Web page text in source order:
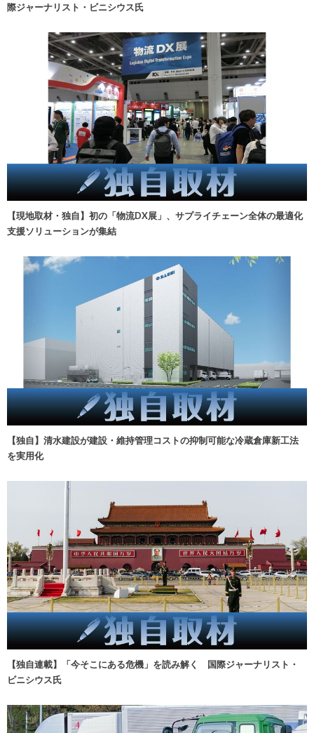
際ジャーナリスト・ビニシウス氏
【現地取材・独自】初の「物流DX展」、サプライチェーン全体の最適化
支援ソリューションが集結
【独自】清水建設が建設・維持管理コストの抑制可能な冷蔵倉庫新工法
を実用化
【独自連載】「今そこにある危機」を読み解く 国際ジャーナリスト・
ビニシウス氏